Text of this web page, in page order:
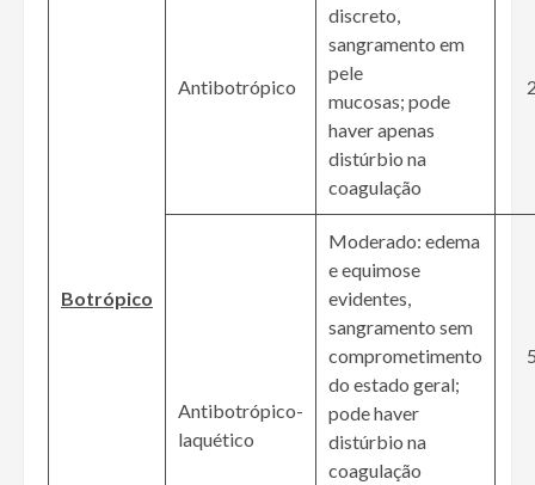
Botrópico
Antibotrópico
discreto,
sangramento em
pele
mucosas; pode
haver apenas
distúrbio na
coagulação
Antibotrópico-
laquético
Moderado: edema
e equimose
evidentes,
sangramento sem
comprometimento
do estado geral;
pode haver
distúrbio na
coagulação